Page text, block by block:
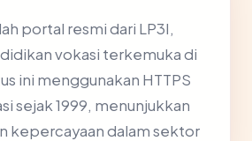
portal resmi dari LP3I,
vokasi terkemuka di
ini menggunakan HTTPS
sejak 1999, menunjukkan
kepercayaan dalam sektor